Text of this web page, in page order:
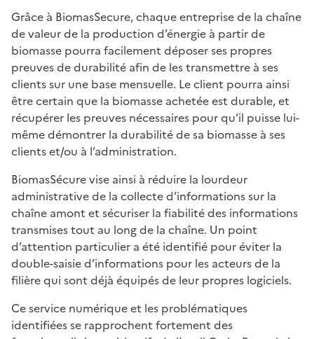
Grâce à BiomasSecure, chaque entreprise de la chaîne
de valeur de la production d’énergie à partir de
biomasse pourra facilement déposer ses propres
preuves de durabilité afin de les transmettre à ses
clients sur une base mensuelle. Le client pourra ainsi
être certain que la biomasse achetée est durable, et
récupérer les preuves nécessaires pour qu’il puisse lui-
même démontrer la durabilité de sa biomasse à ses
clients et/ou à l’administration.
BiomasSécure vise ainsi à réduire la lourdeur
administrative de la collecte d’informations sur la
chaîne amont et sécuriser la fiabilité des informations
transmises tout au long de la chaîne. Un point
d’attention particulier a été identifié pour éviter la
double-saisie d’informations pour les acteurs de la
filière qui sont déjà équipés de leur propres logiciels.
Ce service numérique et les problématiques
identifiées se rapprochent fortement des